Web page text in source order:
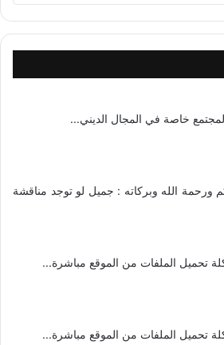
خاصة في المجال الديني...
ورحمة الله وبركاته : جميل لو توجد مناقشة
تحميل الملفات من الموقع مباشرة...
تحميل الملفات من الموقع مباشرة...